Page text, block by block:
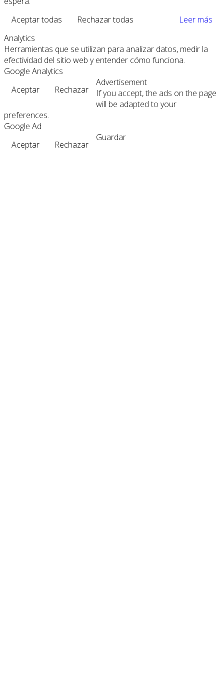
Aceptar todas
Rechazar todas
Leer más
Analytics
Herramientas que se utilizan para analizar datos, medir la
efectividad del sitio web y entender cómo funciona.
Google Analytics
Aceptar
Rechazar
Advertisement
If you accept, the ads on the page
will be adapted to your
preferences.
Google Ad
Aceptar
Rechazar
Guardar